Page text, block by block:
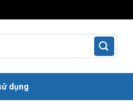
dụng